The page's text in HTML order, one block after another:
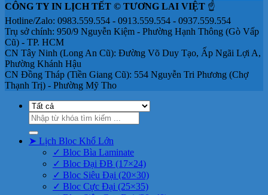
CÔNG TY IN LỊCH TẾT © TƯƠNG LAI VIỆT ☝️
Hotline/Zalo: 0983.559.554 - 0913.559.554 - 0937.559.554
Trụ sở chính: 950/9 Nguyễn Kiệm - Phường Hạnh Thông (Gò Vấp
Cũ) - TP. HCM
CN Tây Ninh (Long An Cũ): Đường Võ Duy Tạo, Ấp Ngãi Lợi A,
Phường Khánh Hậu
CN Đồng Tháp (Tiền Giang Cũ): 554 Nguyễn Tri Phương (Chợ
Thạnh Trị) - Phường Mỹ Tho
Tìm
kiếm:
➤ Lịch Bloc Khổ Lớn
✓ Bloc Bìa Laminate
✓ Bloc Đại ĐB (17×24)
✓ Bloc Siêu Đại (20×30)
✓ Bloc Cực Đại (25×35)